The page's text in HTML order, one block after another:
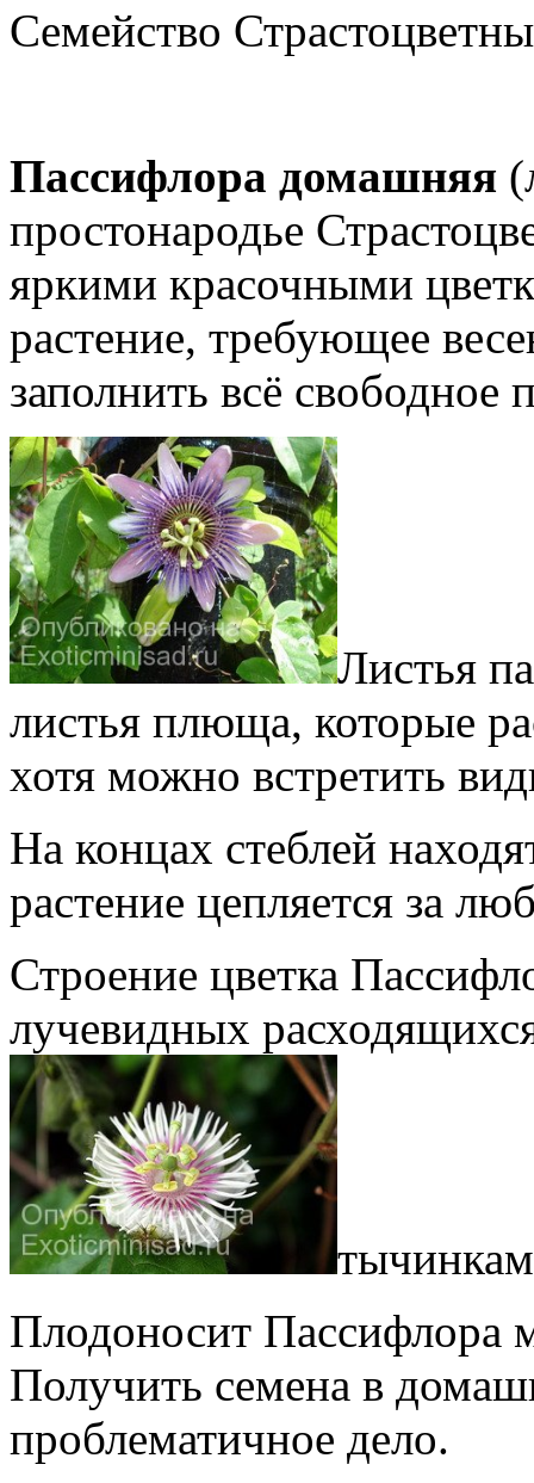
Семейство
Пассифлора домашняя
простонародье
яркими красочными
растение, требующее
заполнить всё свободное
Листья
листья плюща, которые
хотя можно встретить
На концах стеблей
растение цепляется за
Строение цветка
лучевидных
Плодоносит Пассифлора
Получить семена в
проблематичное дело.